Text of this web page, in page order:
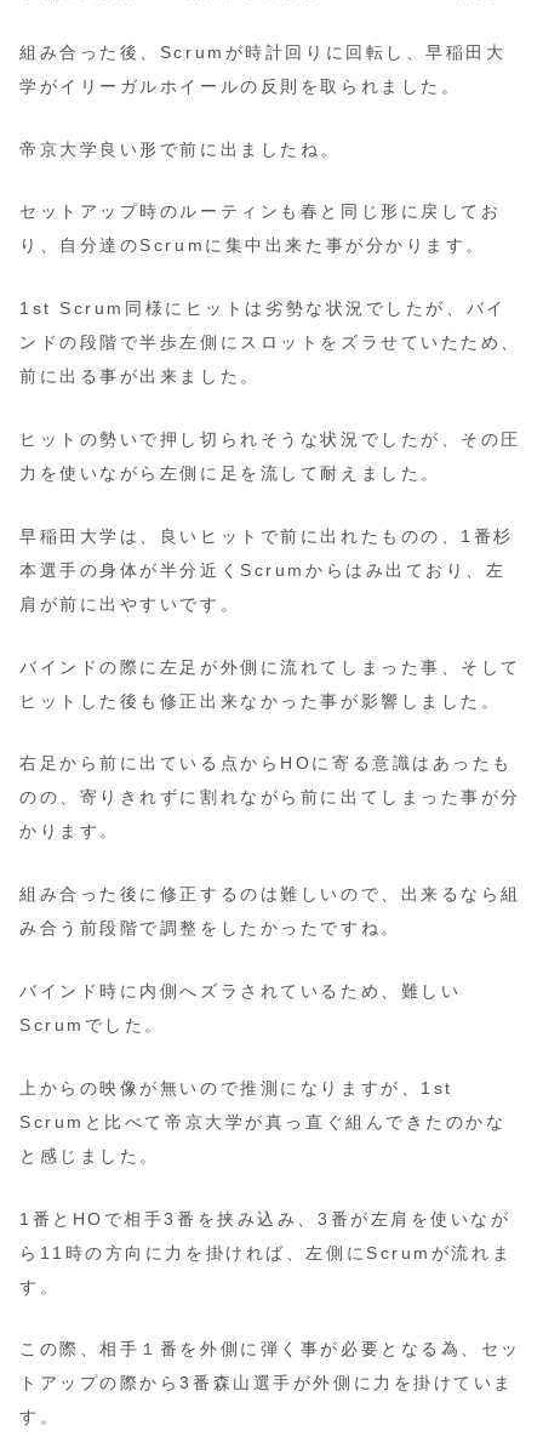
組み合った後、Scrumが時計回りに回転し、早稲田大
学がイリーガルホイールの反則を取られました。
帝京大学良い形で前に出ましたね。
セットアップ時のルーティンも春と同じ形に戻してお
り、自分達のScrumに集中出来た事が分かります。
1st Scrum同様にヒットは劣勢な状況でしたが、バイ
ンドの段階で半歩左側にスロットをズラせていたため、
前に出る事が出来ました。
ヒットの勢いで押し切られそうな状況でしたが、その圧
力を使いながら左側に足を流して耐えました。
早稲田大学は、良いヒットで前に出れたものの、1番杉
本選手の身体が半分近くScrumからはみ出ており、左
肩が前に出やすいです。
バインドの際に左足が外側に流れてしまった事、そして
ヒットした後も修正出来なかった事が影響しました。
右足から前に出ている点からHOに寄る意識はあったも
のの、寄りきれずに割れながら前に出てしまった事が分
かります。
組み合った後に修正するのは難しいので、出来るなら組
み合う前段階で調整をしたかったですね。
バインド時に内側へズラされているため、難しい
Scrumでした。
上からの映像が無いので推測になりますが、1st
Scrumと比べて帝京大学が真っ直ぐ組んできたのかな
と感じました。
1番とHOで相手3番を挟み込み、3番が左肩を使いなが
ら11時の方向に力を掛ければ、左側にScrumが流れま
す。
この際、相手１番を外側に弾く事が必要となる為、セッ
トアップの際から3番森山選手が外側に力を掛けていま
す。